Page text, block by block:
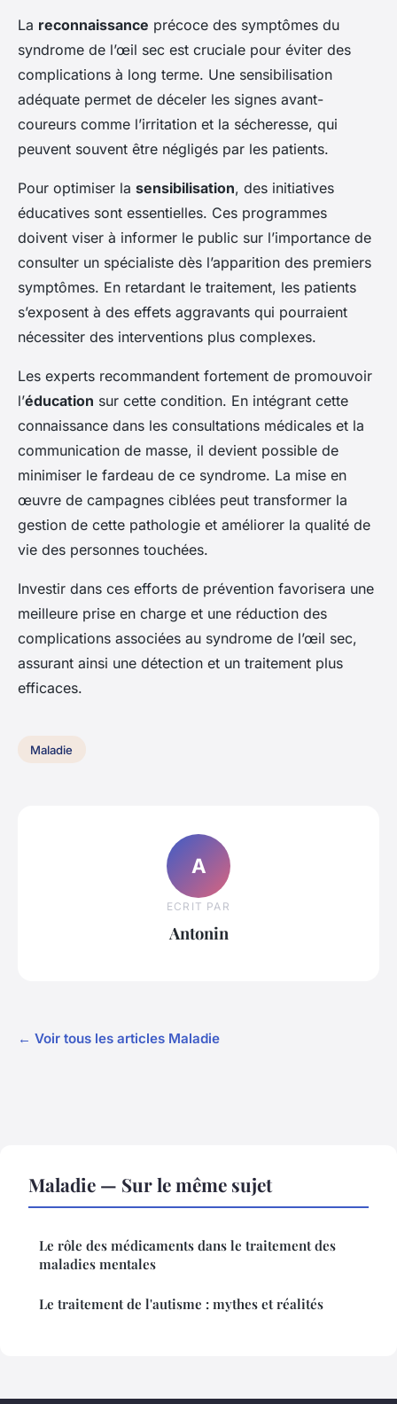
La reconnaissance précoce des symptômes du
syndrome de l’œil sec est cruciale pour éviter des
complications à long terme. Une sensibilisation
adéquate permet de déceler les signes avant-
coureurs comme l’irritation et la sécheresse, qui
peuvent souvent être négligés par les patients.
Pour optimiser la sensibilisation, des initiatives
éducatives sont essentielles. Ces programmes
doivent viser à informer le public sur l’importance de
consulter un spécialiste dès l’apparition des premiers
symptômes. En retardant le traitement, les patients
s’exposent à des effets aggravants qui pourraient
nécessiter des interventions plus complexes.
Les experts recommandent fortement de promouvoir
l’éducation sur cette condition. En intégrant cette
connaissance dans les consultations médicales et la
communication de masse, il devient possible de
minimiser le fardeau de ce syndrome. La mise en
œuvre de campagnes ciblées peut transformer la
gestion de cette pathologie et améliorer la qualité de
vie des personnes touchées.
Investir dans ces efforts de prévention favorisera une
meilleure prise en charge et une réduction des
complications associées au syndrome de l’œil sec,
assurant ainsi une détection et un traitement plus
efficaces.
Maladie
A
ECRIT PAR
Antonin
← Voir tous les articles Maladie
Maladie — Sur le même sujet
Le rôle des médicaments dans le traitement des
maladies mentales
Le traitement de l'autisme : mythes et réalités